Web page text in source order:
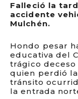
Falleció la
accidente
Mulchén.
Hondo pesar
educativa del
trágico
quien perdió
tránsito
la entrada